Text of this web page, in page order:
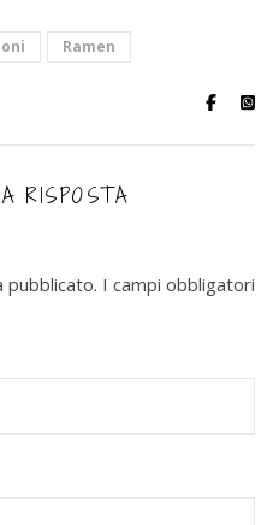
Ramen
RISPOSTA
pubblicato. I campi obbligatori